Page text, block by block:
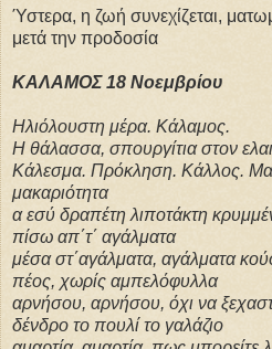
Ύστερα, η ζωή συνεχίζεται,
μετά την προδοσία
ΚΑΛΑΜΟΣ 18 Νοεμβρίου
Ηλιόλουστη μέρα. Κάλαμος.
Η θάλασσα, σπουργίτια στον
Κάλεσμα. Πρόκληση. Κάλλος.
μακαριότητα
α εσύ δραπέτη λιποτάκτη
πίσω απ΄τ΄ αγάλματα
μέσα στ΄αγάλματα, αγάλματα
πέος, χωρίς αμπελόφυλλα
αρνήσου, αρνήσου, όχι να
δένδρο το πουλί το γαλάζιο